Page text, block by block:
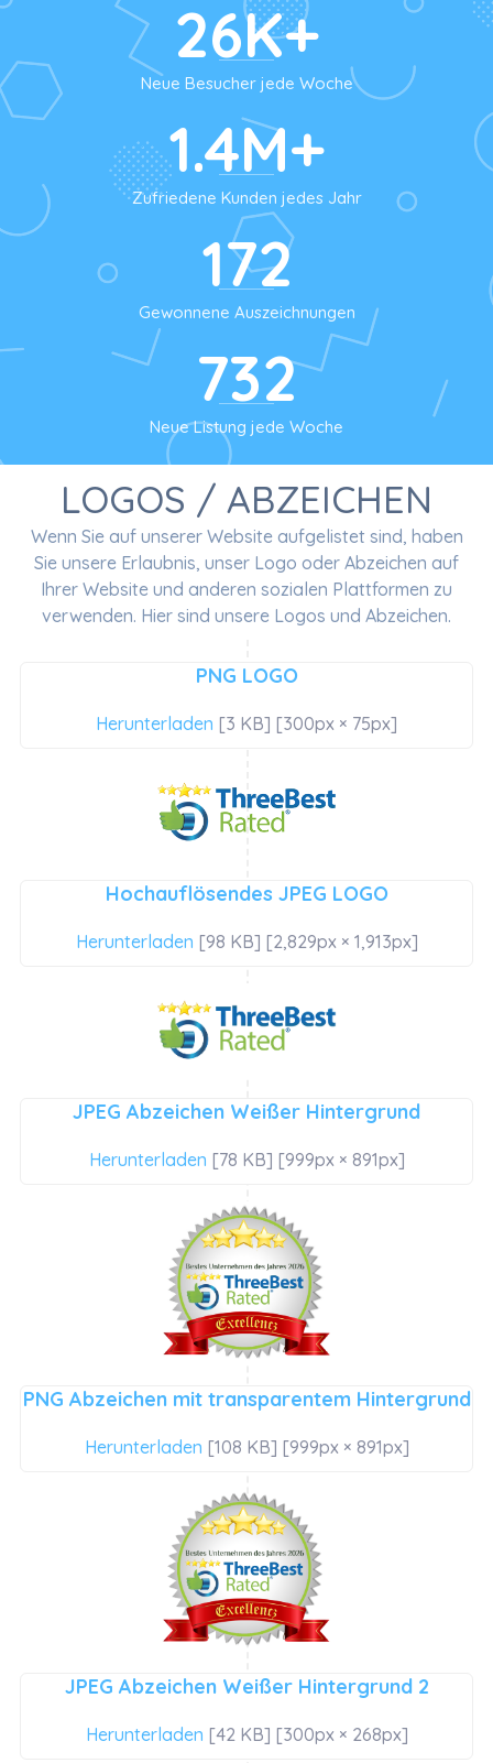
26K+
Neue Besucher jede Woche
1.4M+
Zufriedene Kunden jedes Jahr
172
Gewonnene Auszeichnungen
732
Neue Listung jede Woche
LOGOS / ABZEICHEN
Wenn Sie auf unserer Website aufgelistet sind, haben
Sie unsere Erlaubnis, unser Logo oder Abzeichen auf
Ihrer Website und anderen sozialen Plattformen zu
verwenden. Hier sind unsere Logos und Abzeichen.
PNG LOGO
Herunterladen [3 KB] [300px × 75px]
Hochauflösendes JPEG LOGO
Herunterladen [98 KB] [2,829px × 1,913px]
JPEG Abzeichen Weißer Hintergrund
Herunterladen [78 KB] [999px × 891px]
PNG Abzeichen mit transparentem Hintergrund
Herunterladen [108 KB] [999px × 891px]
JPEG Abzeichen Weißer Hintergrund 2
Herunterladen [42 KB] [300px × 268px]